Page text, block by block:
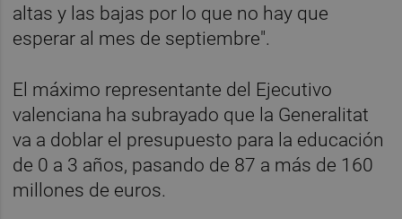
altas y las bajas por lo que no hay que
esperar al mes de septiembre".
El máximo representante del Ejecutivo
valenciana ha subrayado que la Generalitat
va a doblar el presupuesto para la educación
de 0 a 3 años, pasando de 87 a más de 160
millones de euros.